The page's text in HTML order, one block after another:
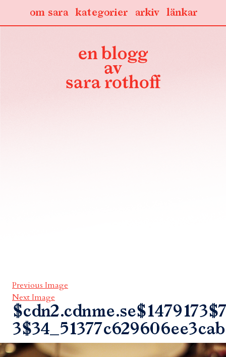
länkar
arkiv
kategorier
om sara
Previous Image
Next Image